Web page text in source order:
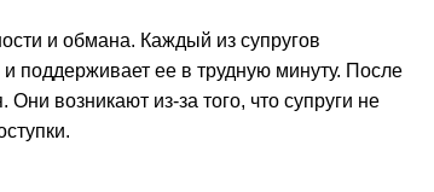
и обмана. Каждый из супругов
поддерживает ее в трудную минуту. После
возникают из-за того, что супруги не